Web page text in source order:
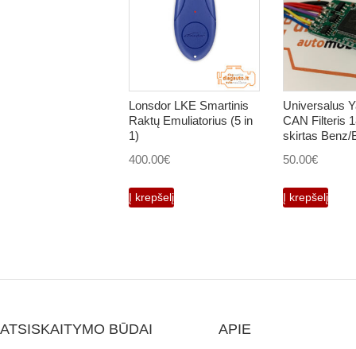
Lonsdor LKE Smartinis
Raktų Emuliatorius (5 in
1)
400.00€
Į krepšelį
Universalus
CAN Filteris
skirtas Benz/
50.00€
Į krepšelį
ATSISKAITYMO BŪDAI APIE